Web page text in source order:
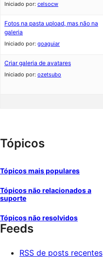
Iniciado por: celsocw
Fotos na pasta upload, mas não na
galeria
Iniciado por: goaguiar
Criar galeria de avatares
Iniciado por: ozetsubo
Tópicos
Tópicos mais populares
Tópicos não relacionados a
suporte
Tópicos não resolvidos
Feeds
RSS de posts recentes